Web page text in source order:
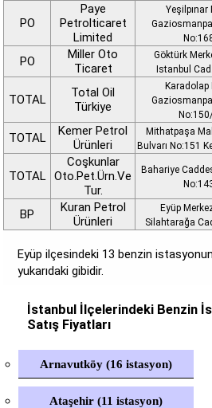
PO
Paye
Petrolticaret
Limited
Yeşilpınar
PO
Miller Oto
Ticaret
Göktürk
Istanbul
TOTAL
Total Oil
Türkiye
Karadolap
TOTAL
Kemer Petrol
Ürünleri
Mithatpaşa
Bulvarı No:151
TOTAL
Coşkunlar
Oto.Pet.Ürn.Ve
Tur.
Bahariye
BP
Kuran Petrol
Ürünleri
Eyüp
Silahtarağa
Eyüp ilçesindeki 13 benzin
yukarıdaki gibidir.
İstanbul İlçelerindeki Benzin
Satış Fiyatları
Arnavutköy (16 istasyon)
Ataşehir (11 istasyon)